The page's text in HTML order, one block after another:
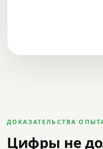
ДОКАЗАТЕЛЬСТВА
Цифры не